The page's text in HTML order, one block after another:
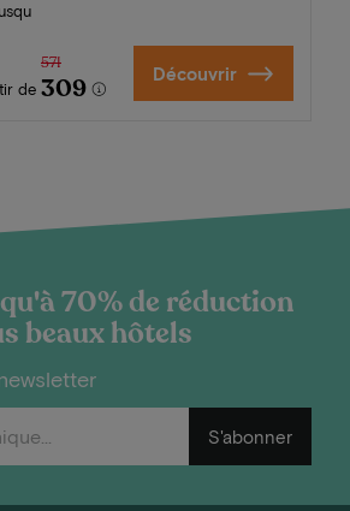
de
571
309 Découvrir
70% de réduction
beaux hôtels
S'abonner